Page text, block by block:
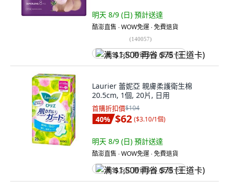
明天 8/9 (日) 預計送達
酷澎直售 ∙ WOW免運 ∙ 免費退貨
(140057)
满 $1,500 再省 $75 (王道卡)
Laurier 蕾妮亞 親膚柔護衛生棉
20.5cm, 1個, 20片, 日用
首購折扣價$104
40% $62 ($3.10/1個)
明天 8/9 (日) 預計送達
酷澎直售 ∙ WOW免運 ∙ 免費退貨
满 $1,500 再省 $75 (王道卡)